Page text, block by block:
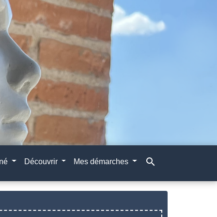
Découvrir Mes démarches search